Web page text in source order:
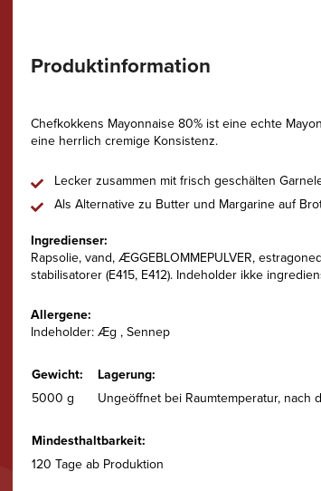
Produktinformation
Chefkokkens Mayonnaise 80% ist eine echte
eine herrlich cremige Konsistenz.
Lecker zusammen mit frisch geschälten
Als Alternative zu Butter und Margarine auf
Ingredienser:
Rapsolie, vand, ÆGGEBLOMMEPULVER,
stabilisatorer (E415, E412). Indeholder ikke
Allergene:
Indeholder: Æg , Sennep
Gewicht:
Lagerung:
5000 g
Ungeöffnet bei Raumtemperatur, nach
Mindesthaltbarkeit:
120 Tage ab Produktion